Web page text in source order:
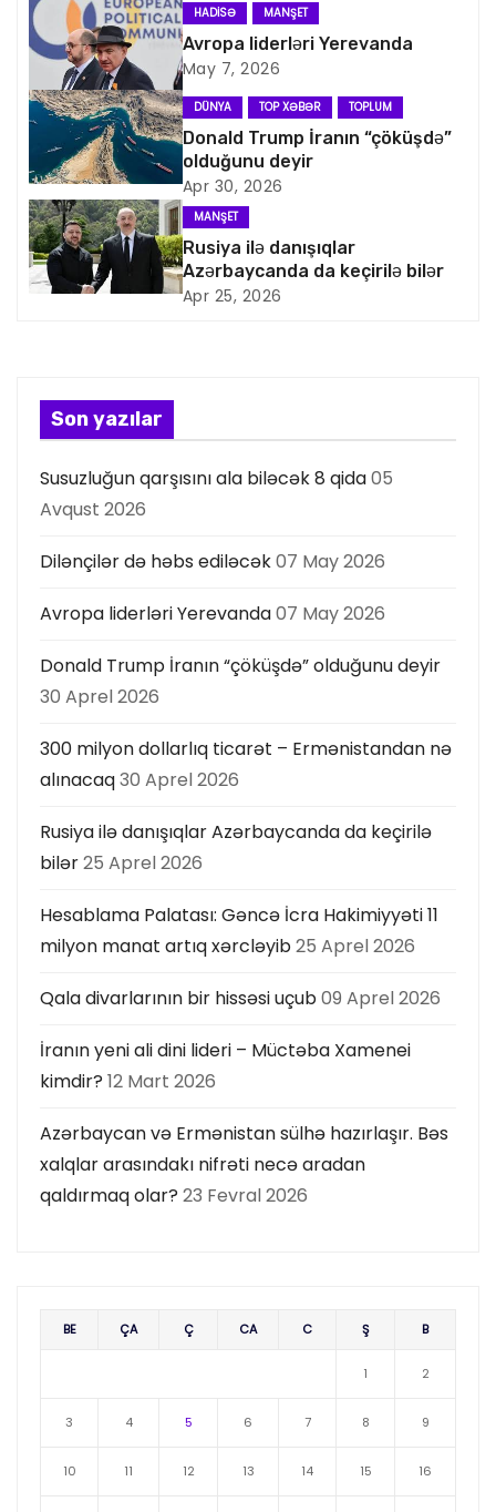
v
i
q
a
s
i
y
s
ı
HADISƏ MANŞET
Avropa liderləri Yerevanda
May 7, 2026
DÜNYA TOP XƏBƏR TOPLUM
Donald Trump İranın “çöküşdə”
olduğunu deyir
Apr 30, 2026
MANŞET
Rusiya ilə danışıqlar
Azərbaycanda da keçirilə bilər
Apr 25, 2026
Son yazılar
Susuzluğun qarşısını ala biləcək 8 qida05
Avqust 2026
Dilənçilər də həbs ediləcək07 May 2026
Avropa liderləri Yerevanda07 May 2026
Donald Trump İranın “çöküşdə” olduğunu deyir
30 Aprel 2026
300 milyon dollarlıq ticarət – Ermənistandan nə
alınacaq30 Aprel 2026
Rusiya ilə danışıqlar Azərbaycanda da keçirilə
bilər25 Aprel 2026
Hesablama Palatası: Gəncə İcra Hakimiyyəti 11
milyon manat artıq xərcləyib25 Aprel 2026
Qala divarlarının bir hissəsi uçub09 Aprel 2026
İranın yeni ali dini lideri – Müctəba Xamenei
kimdir? 12 Mart 2026
Azərbaycan və Ermənistan sülhə hazırlaşır. Bəs
xalqlar arasındakı nifrəti necə aradan
qaldırmaq olar? 23 Fevral 2026
BE ÇA Ç CA C Ş B
1 2
3 4 5 6 7 8 9
10 11 12 13 14 15 16